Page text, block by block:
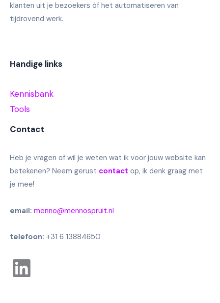
klanten uit je bezoekers óf het automatiseren van
tijdrovend werk.
Handige links
Kennisbank
Tools
Contact
Heb je vragen of wil je weten wat ik voor jouw website kan
betekenen? Neem gerust contact op, ik denk graag met
je mee!
email: menno@mennospruit.nl
telefoon: +31 6 13884650
Linkedin